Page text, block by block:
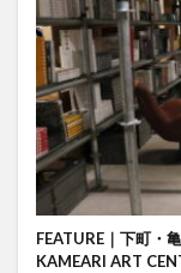
FEATURE｜下町・
KAMEARI ART